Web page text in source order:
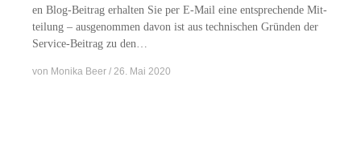
en Blog-Bei­­trag er­hal­ten Sie per E-Mail eine ent­spre­chen­de Mit­
tei­lung – aus­ge­nom­men da­von ist aus tech­ni­schen Grün­den der
Ser­­vice-Bei­­trag zu den…
von Monika Beer 26. Mai 2020